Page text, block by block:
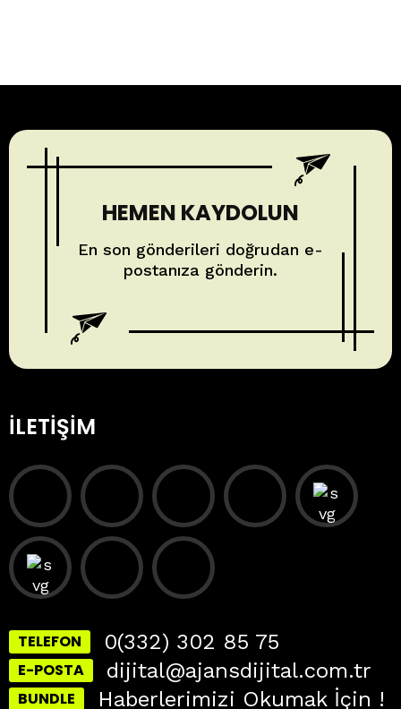
İLETIŞIM
TELEFON 0(332) 302 85 75
E-POSTA dijital@ajansdijital.com.tr
BUNDLE Haberlerimizi Okumak İçin !
HEMEN KAYDOLUN
En son gönderileri doğrudan e-
postanıza gönderin.